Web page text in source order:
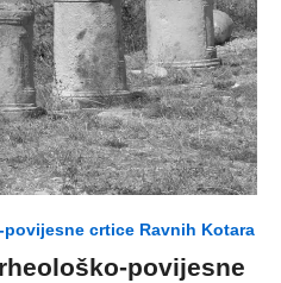
crtice Ravnih Kotara
povijesne